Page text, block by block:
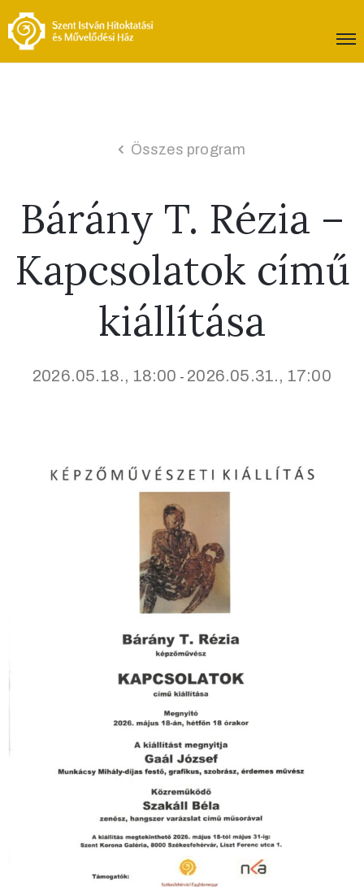
Összes program
Bárány T. Rézia –
Kapcsolatok című
kiállítása
2026.05.18., 18:00 - 2026.05.31., 17:00